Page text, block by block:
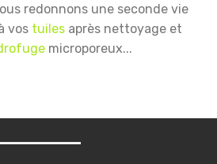
redonnons une seconde vie
vos tuiles après nettoyage et
microporeux...